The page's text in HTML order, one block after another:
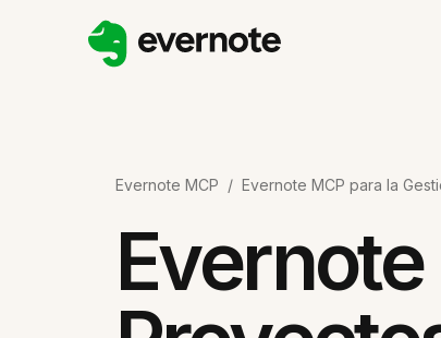
Evernote MCP / Evernote MCP para la